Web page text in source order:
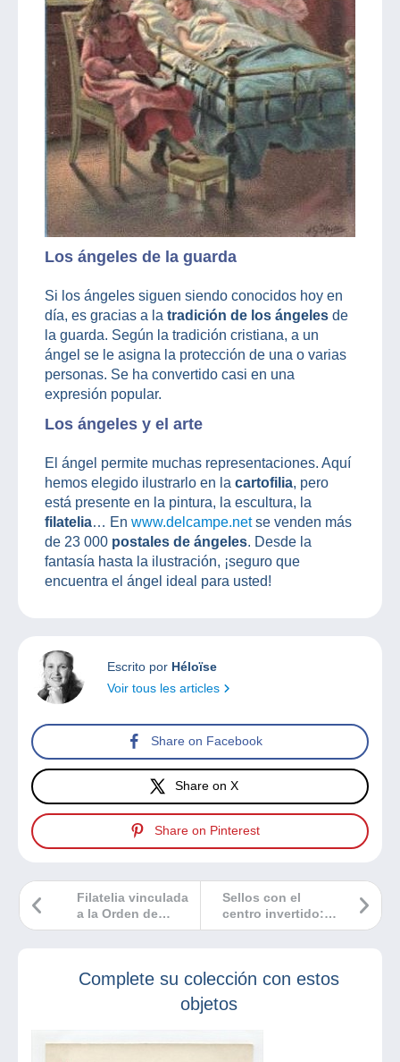
Los ángeles de la guarda
Si los ángeles siguen siendo conocidos hoy en
día, es gracias a la tradición de los ángeles de
la guarda. Según la tradición cristiana, a un
ángel se le asigna la protección de una o varias
personas. Se ha convertido casi en una
expresión popular.
Los ángeles y el arte
El ángel permite muchas representaciones. Aquí
hemos elegido ilustrarlo en la cartofilia, pero
está presente en la pintura, la escultura, la
filatelia… En www.delcampe.netse venden más
de 23 000 postales de ángeles. Desde la
fantasía hasta la ilustración, ¡seguro que
encuentra el ángel ideal para usted!
Escrito por Héloïse
Voir tous les articles
Share on Facebook
Share on X
Share on Pinterest
Sellos con el
centro invertido:
un error que
Filatelia vinculada
a la Orden de
Malta
Complete su colección con estos
objetos